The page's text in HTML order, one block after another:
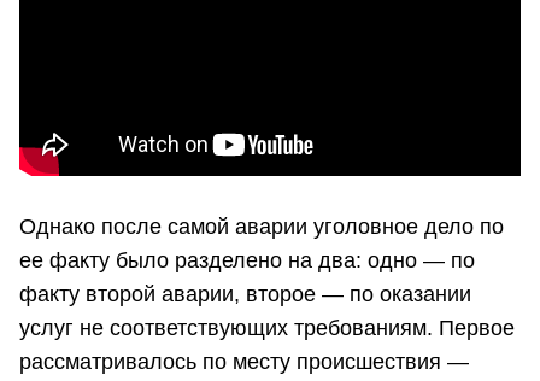
Однако после самой аварии уголовное дело по
ее факту было разделено на два: одно — по
факту второй аварии, второе — по оказании
услуг не соответствующих требованиям. Первое
рассматривалось по месту происшествия —